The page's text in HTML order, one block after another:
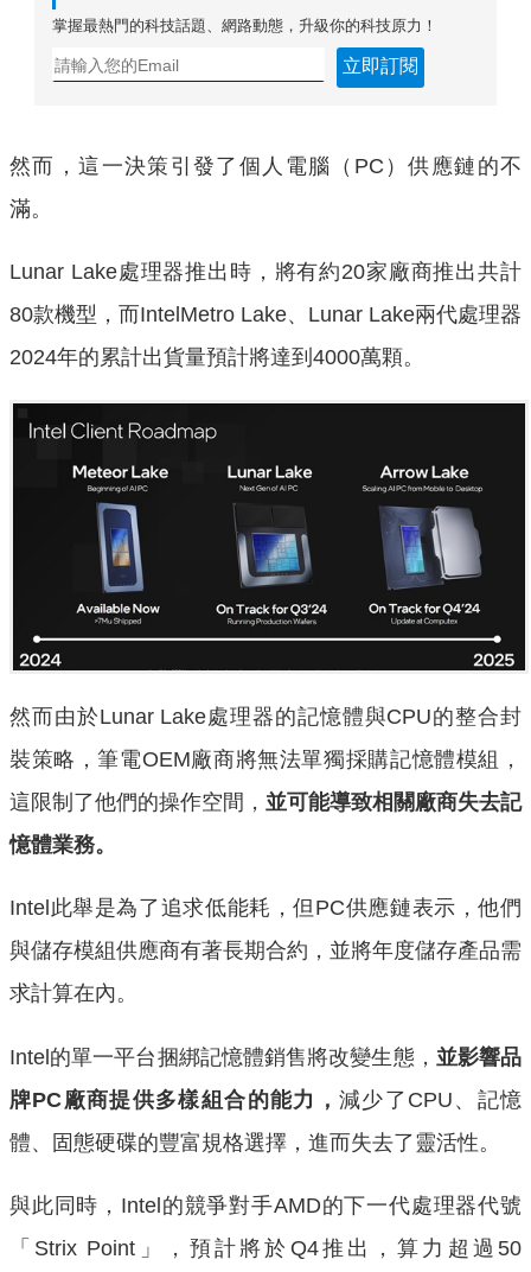
掌握最熱門的科技話題、網路動態，升級你的科技原力！
立即訂閱
然而，這一決策引發了個人電腦（PC）供應鏈的不
滿。
Lunar Lake處理器推出時，將有約20家廠商推出共計
80款機型，而IntelMetro Lake、Lunar Lake兩代處理器
2024年的累計出貨量預計將達到4000萬顆。
然而由於Lunar Lake處理器的記憶體與CPU的整合封
裝策略，筆電OEM廠商將無法單獨採購記憶體模組，
這限制了他們的操作空間， 並可能導致相關廠商失去記
憶體業務。
Intel此舉是為了追求低能耗，但PC供應鏈表示，他們
與儲存模組供應商有著長期合約，並將年度儲存產品需
求計算在內。
Intel的單一平台捆綁記憶體銷售將改變生態， 並影響品
牌PC廠商提供多樣組合的能力， 減少了CPU、記憶
體、固態硬碟的豐富規格選擇，進而失去了靈活性。
與此同時，Intel的競爭對手AMD的下一代處理器代號
「Strix Point」，預計將於Q4推出，算力超過50